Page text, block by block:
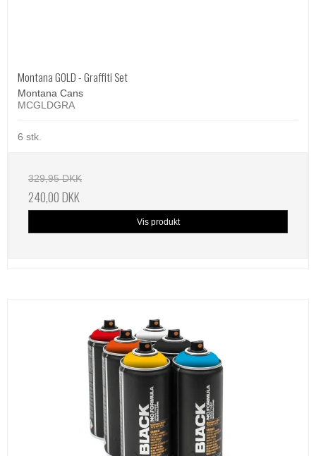
Montana GOLD - Graffiti Set
Montana Cans
MCGLDGRA
6 stk.
329,95 DKK
240,00 DKK
Vis produkt